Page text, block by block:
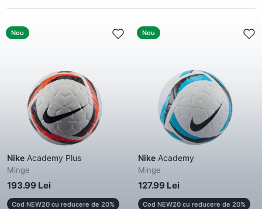
Nou
Nike Academy Plus
Minge
193.99 Lei
Cod NEW20 cu reducere de 20%
Nou
Nike Academy
Minge
127.99 Lei
Cod NEW20 cu reducere de 20%